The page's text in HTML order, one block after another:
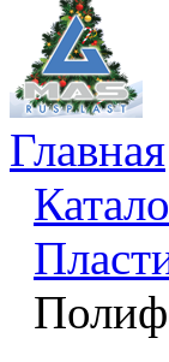
Главная